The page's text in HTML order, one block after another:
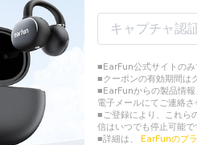
ログイン
または
アカウントを作成する
Googleでログイン
■EarFun公式サイトのみ
■クーポンの有効期間は
■EarFunからの製品情報
電子メールにてご連絡さ
■ご登録により、これら
信はいつでも停止可能で
■詳細は、 EarFunのプ